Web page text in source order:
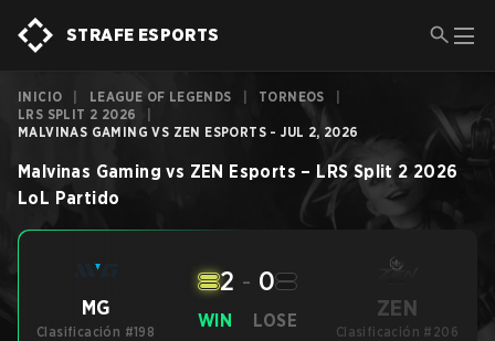
STRAFE ESPORTS
INICIO LEAGUE OF LEGENDS TORNEOS
LRS SPLIT 2 2026
MALVINAS GAMING VS ZEN ESPORTS - JUL 2, 2026
Malvinas Gaming vs ZEN Esports – LRS Split 2 2026
LoL Partido
MG
Clasificación #198
WIN
2 - 0
LOSE ZEN
Clasificación #206